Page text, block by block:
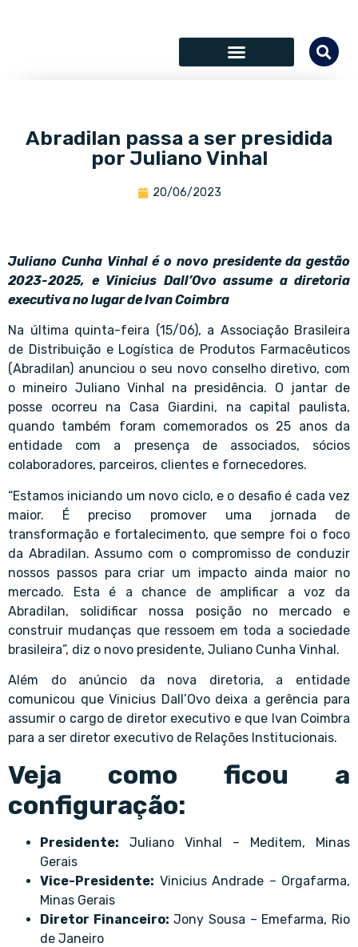
Abradilan passa a ser presidida
por Juliano Vinhal
20/06/2023
Juliano Cunha Vinhal é o novo presidente da gestão
2023-2025, e Vinicius Dall’Ovo assume a diretoria
executiva no lugar de Ivan Coimbra
Na última quinta-feira (15/06), a Associação Brasileira
de Distribuição e Logística de Produtos Farmacêuticos
(Abradilan) anunciou o seu novo conselho diretivo, com
o mineiro Juliano Vinhal na presidência. O jantar de
posse ocorreu na Casa Giardini, na capital paulista,
quando também foram comemorados os 25 anos da
entidade com a presença de associados, sócios
colaboradores, parceiros, clientes e fornecedores.
“Estamos iniciando um novo ciclo, e o desafio é cada vez
maior. É preciso promover uma jornada de
transformação e fortalecimento, que sempre foi o foco
da Abradilan. Assumo com o compromisso de conduzir
nossos passos para criar um impacto ainda maior no
mercado. Esta é a chance de amplificar a voz da
Abradilan, solidificar nossa posição no mercado e
construir mudanças que ressoem em toda a sociedade
brasileira”, diz o novo presidente, Juliano Cunha Vinhal.
Além do anúncio da nova diretoria, a entidade
comunicou que Vinicius Dall’Ovo deixa a gerência para
assumir o cargo de diretor executivo e que Ivan Coimbra
para a ser diretor executivo de Relações Institucionais.
Veja como ficou a
configuração:
Presidente: Juliano Vinhal – Meditem, Minas
Gerais
Vice-Presidente: Vinicius Andrade – Orgafarma,
Minas Gerais
Diretor Financeiro: Jony Sousa – Emefarma, Rio
de Janeiro